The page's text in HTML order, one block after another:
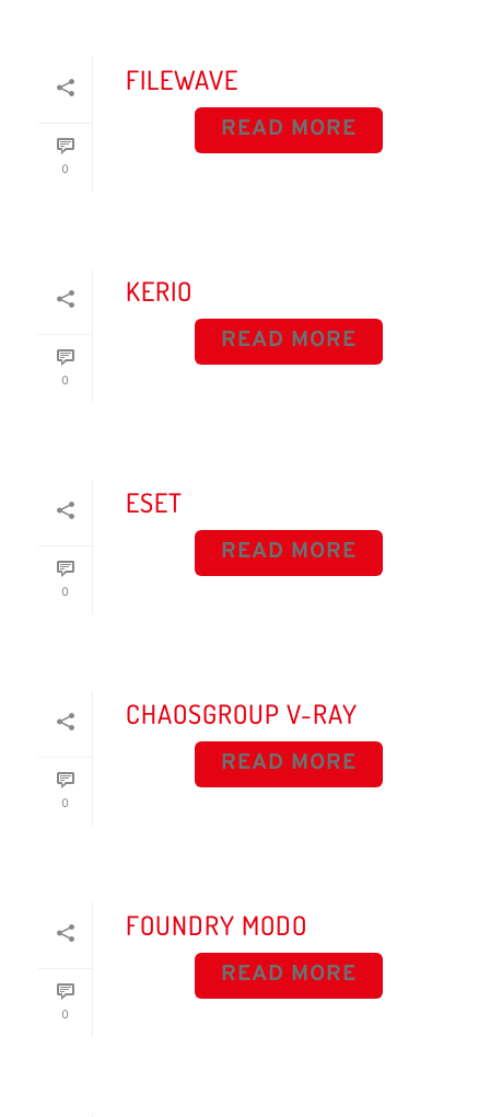
0
FILEWAVE
READ MORE
0
KERIO
READ MORE
0
ESET
READ MORE
0
CHAOSGROUP V-RAY
READ MORE
0
FOUNDRY MODO
READ MORE